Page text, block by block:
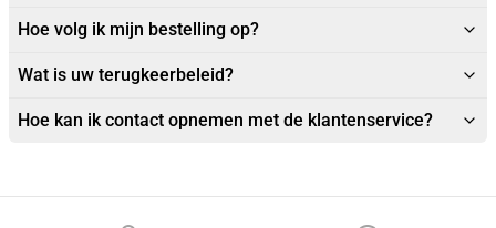
Hoe volg ik mijn bestelling op?
Wat is uw terugkeerbeleid?
Hoe kan ik contact opnemen met de klantenservice?